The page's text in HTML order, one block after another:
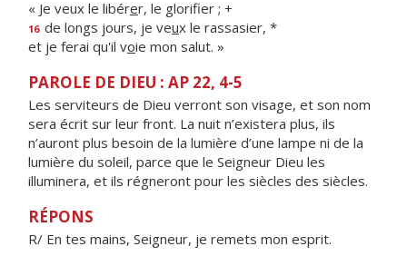
« Je veux le libérer, le glorifier ; +
16 de longs jours, je veux le rassasier, *
et je ferai qu'il voie mon salut. »
PAROLE DE DIEU : AP 22, 4-5
Les serviteurs de Dieu verront son visage, et son nom
sera écrit sur leur front. La nuit n’existera plus, ils
n’auront plus besoin de la lumière d’une lampe ni de la
lumière du soleil, parce que le Seigneur Dieu les
illuminera, et ils régneront pour les siècles des siècles.
RÉPONS
R/ En tes mains, Seigneur, je remets mon esprit.